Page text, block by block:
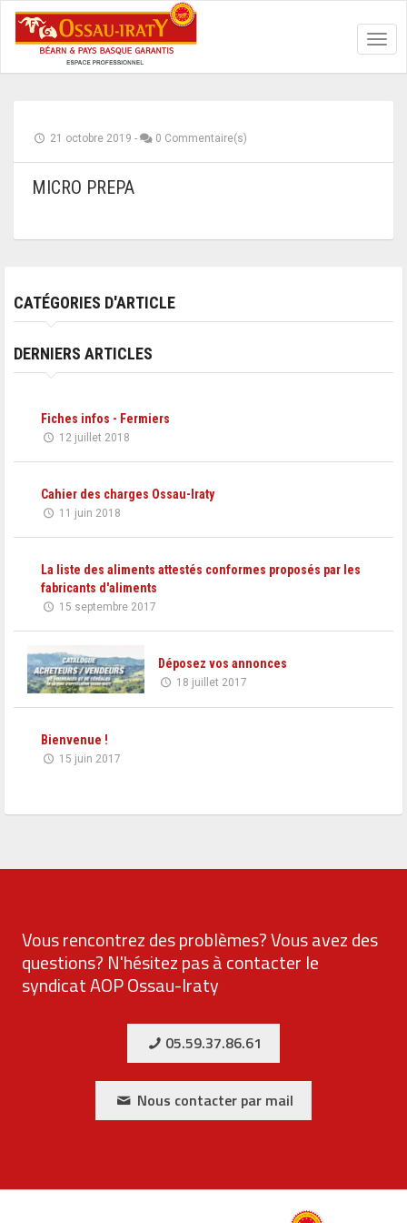
21 octobre 2019 - 0 Commentaire(s)
MICRO PREPA
CATÉGORIES D'ARTICLE
DERNIERS ARTICLES
Fiches infos - Fermiers
12 juillet 2018
Cahier des charges Ossau-Iraty
11 juin 2018
La liste des aliments attestés conformes proposés par les
fabricants d'aliments
15 septembre 2017
Déposez vos annonces
18 juillet 2017
Bienvenue !
15 juin 2017
Vous rencontrez des problèmes? Vous avez des
questions? N'hésitez pas à contacter le
syndicat AOP Ossau-Iraty
05.59.37.86.61
Nous contacter par mail